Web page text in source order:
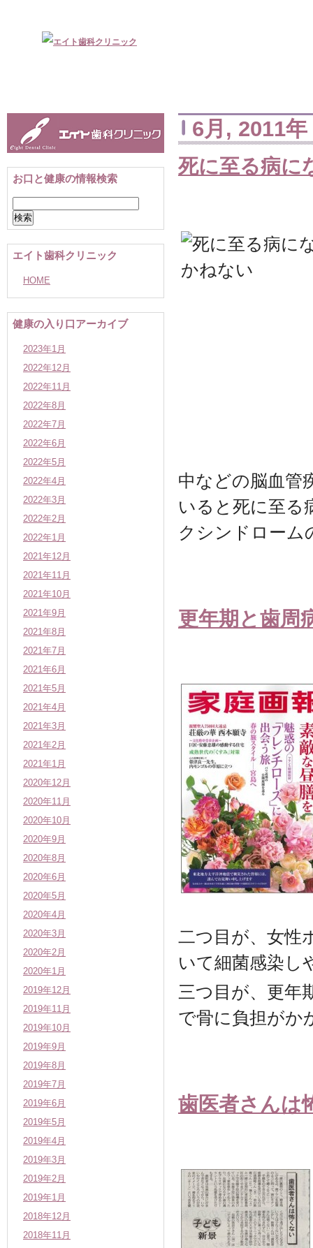
お口と健康の情報検索
索:
エイト歯科クリニック
HOME
健康の入り口アーカイブ
2023年1月
2022年12月
2022年11月
2022年8月
2022年7月
2022年6月
2022年5月
2022年4月
2022年3月
2022年2月
2022年1月
2021年12月
2021年11月
2021年10月
2021年9月
2021年8月
2021年7月
2021年6月
2021年5月
2021年4月
2021年3月
2021年2月
2021年1月
2020年12月
2020年11月
2020年10月
2020年9月
2020年8月
2020年6月
2020年5月
2020年4月
2020年3月
2020年2月
2020年1月
2019年12月
2019年11月
2019年10月
2019年9月
2019年8月
2019年7月
2019年6月
2019年5月
2019年4月
2019年3月
2019年2月
2019年1月
2018年12月
2018年11月
6月, 2011年
死に至る病に
中などの脳血管
いると死に至る
クシンドローム
更年期と歯周
二つ目が、女性
いて細菌感染し
三つ目が、更年
で骨に負担がか
歯医者さんは